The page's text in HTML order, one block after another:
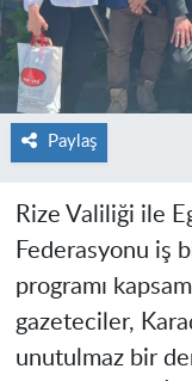
Paylaş
Rize Valiliği ile
Federasyonu iş
programı
gazeteciler,
unutulmaz bir